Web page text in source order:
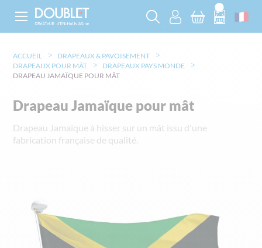
ACCUEIL
DRAPEAUX & PAVOISEMENT
DRAPEAUX POUR MÂT
DRAPEAUX PAYS MONDE
DRAPEAU JAMAÏQUE POUR MÂT
Drapeau Jamaïque pour mât
Drapeau Jamaïque à hisser sur un mât issu d'une
fabrication française de qualité.
images